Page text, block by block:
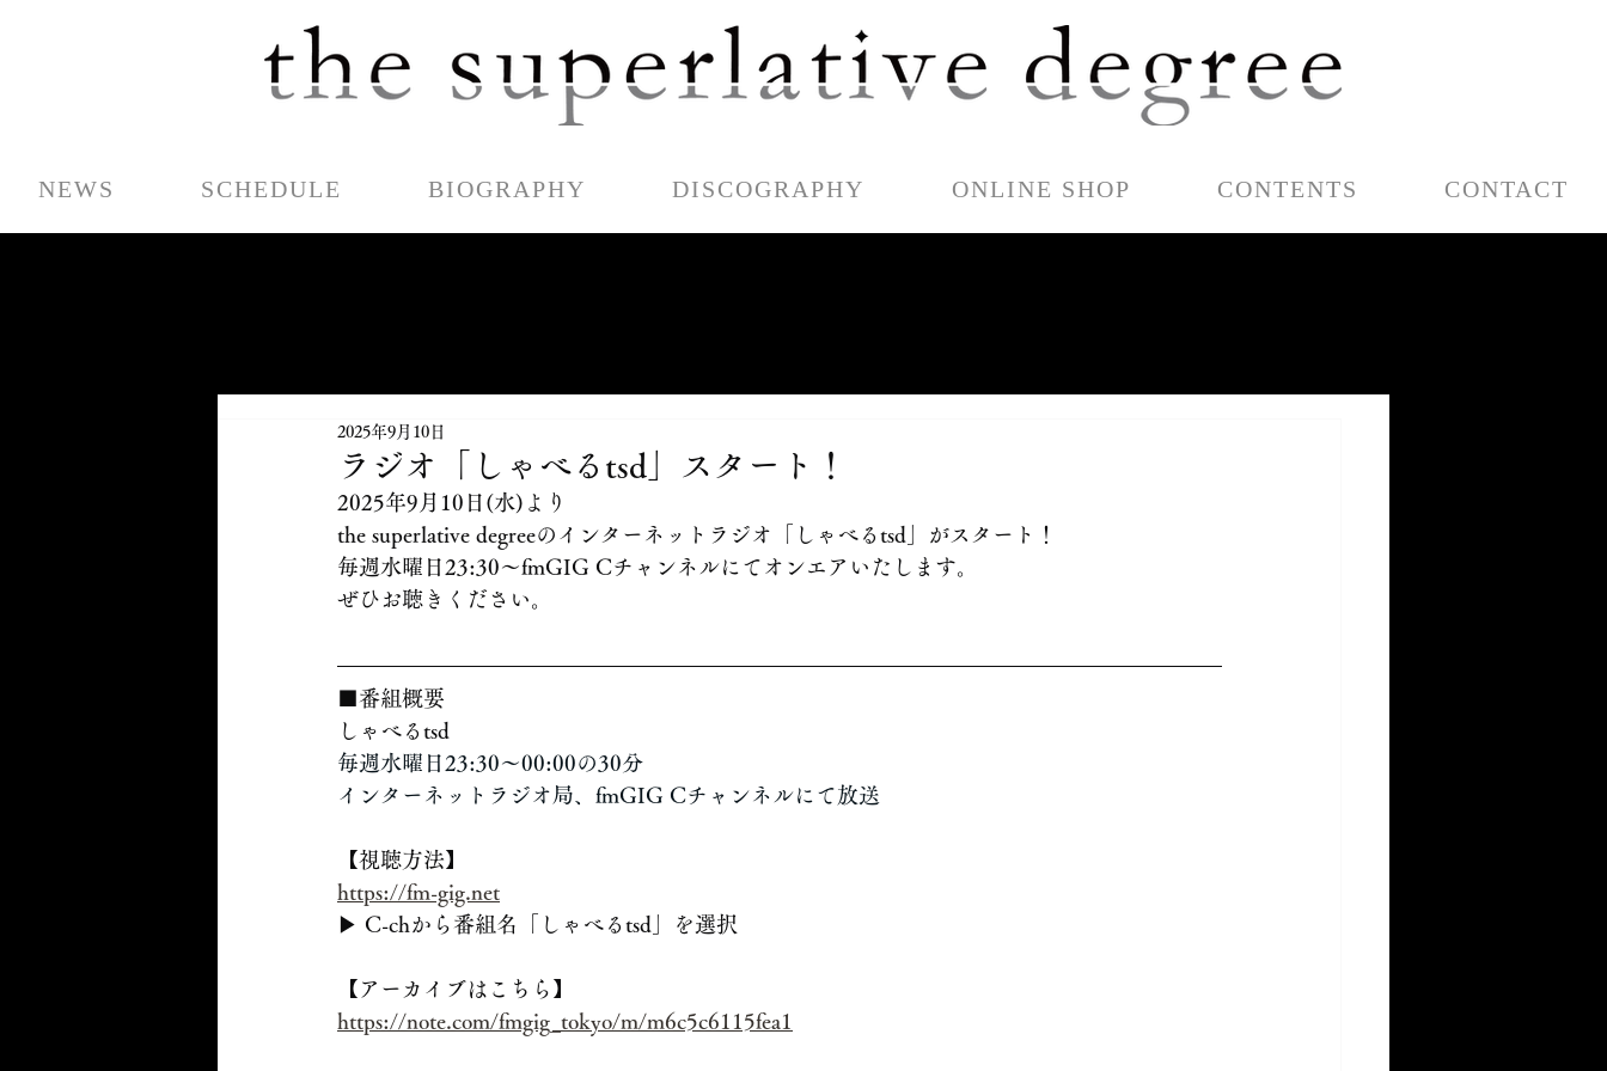
NEWS SCHEDULE BIOGRAPHY DISCOGRAPHY ONLINE SHOP CONTENTS CONTACT
ラジオ「しゃべるtsd」スタート！
2025年9月10日
2025年9月10日(水)より
the superlative degreeのインターネットラジオ「しゃべるtsd」がスタート！
毎週水曜日23:30～fmGIG Cチャンネルにてオンエアいたします。
ぜひお聴きください。
■番組概要
しゃべるtsd
毎週水曜日23:30～00:00の30分
インターネットラジオ局、fmGIG Cチャンネルにて放送
【視聴方法】
https://fm-gig.net
▶ C-chから番組名「しゃべるtsd」を選択
【アーカイブはこちら】
https://note.com/fmgig_tokyo/m/m6c5c6115fea1